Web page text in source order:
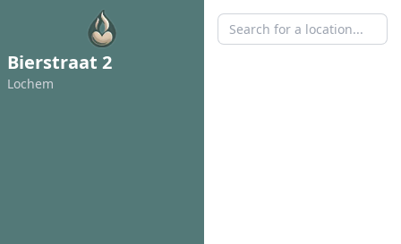
Bierstraat 2
Lochem